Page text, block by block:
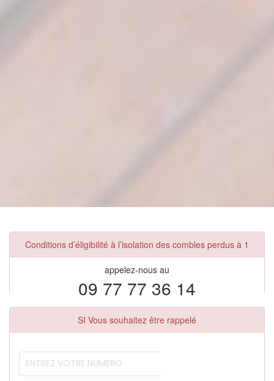
Conditions d’éligibilité à l’isolation des combles perdus à 1
appelez-nous au
09 77 77 36 14
SI Vous souhaitez être rappelé